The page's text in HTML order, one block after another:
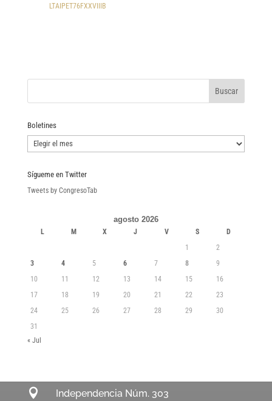
LTAIPET76FXXVIIIB
Boletines
Boletines
Sígueme en Twitter
Tweets by CongresoTab
agosto 2026
L M X J V S
D
1
2
3
4 5 6 7 8
9
10
11 12 13 14 15
16
17
18 19 20 21 22
23
24
25 26 27 28 29
30
31
« Jul

Independencia Núm. 303